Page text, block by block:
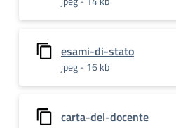
esami-di-stato
jpeg - 16 kb
carta-del-docente